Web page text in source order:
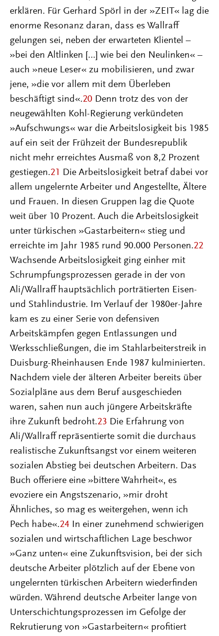
erklären. Für Gerhard Spörl in der »ZEIT« lag die
enorme Resonanz daran, dass es Wallraff
gelungen sei, neben der erwarteten Klientel –
»bei den Altlinken […] wie bei den Neulinken« –
auch »neue Leser« zu mobilisieren, und zwar
jene, »die vor allem mit dem Überleben
beschäftigt sind«.20 Denn trotz des von der
neugewählten Kohl-Regierung verkündeten
»Aufschwungs« war die Arbeitslosigkeit bis 1985
auf ein seit der Frühzeit der Bundesrepublik
nicht mehr erreichtes Ausmaß von 8,2 Prozent
gestiegen.21
Die Arbeitslosigkeit betraf dabei vor
allem ungelernte Arbeiter und Angestellte, Ältere
und Frauen. In diesen Gruppen lag die Quote
weit über 10 Prozent. Auch die Arbeitslosigkeit
unter türkischen »Gastarbeitern« stieg und
erreichte im Jahr 1985 rund 90.000 Personen.22
Wachsende Arbeitslosigkeit ging einher mit
Schrumpfungsprozessen gerade in der von
Ali/Wallraff hauptsächlich porträtierten Eisen-
und Stahlindustrie. Im Verlauf der 1980er-Jahre
kam es zu einer Serie von defensiven
Arbeitskämpfen gegen Entlassungen und
Werksschließungen, die im Stahlarbeiterstreik in
Duisburg-Rheinhausen Ende 1987 kulminierten.
Nachdem viele der älteren Arbeiter bereits über
Sozialpläne aus dem Beruf ausgeschieden
waren, sahen nun auch jüngere Arbeitskräfte
ihre Zukunft bedroht.23 Die Erfahrung von
Ali/Wallraff repräsentierte somit die durchaus
realistische Zukunftsangst vor einem weiteren
sozialen Abstieg bei deutschen Arbeitern. Das
Buch offeriere eine »bittere Wahrheit«, es
evoziere ein Angstszenario, »mir droht
Ähnliches, so mag es weitergehen, wenn ich
Pech habe«.24 In einer zunehmend schwierigen
sozialen und wirtschaftlichen Lage beschwor
»Ganz unten« eine Zukunftsvision, bei der sich
deutsche Arbeiter plötzlich auf der Ebene von
ungelernten türkischen Arbeitern wiederfinden
würden. Während deutsche Arbeiter lange von
Unterschichtungsprozessen im Gefolge der
Rekrutierung von »Gastarbeitern« profitiert